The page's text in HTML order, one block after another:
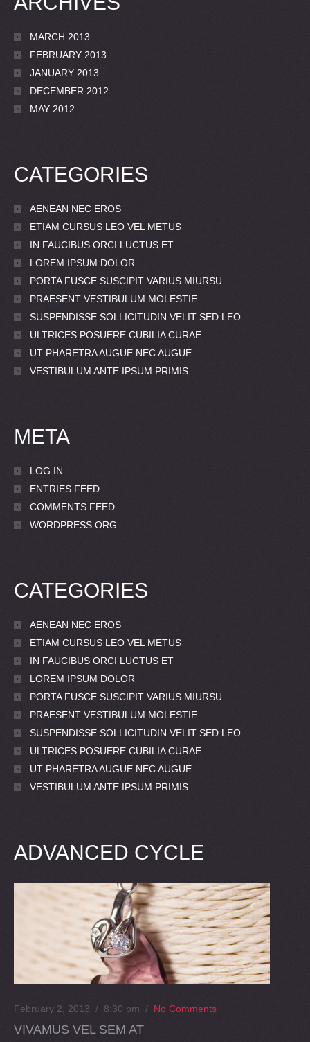
MARCH 2013
FEBRUARY 2013
JANUARY 2013
DECEMBER 2012
MAY 2012
CATEGORIES
AENEAN NEC EROS
ETIAM CURSUS LEO VEL METUS
IN FAUCIBUS ORCI LUCTUS ET
LOREM IPSUM DOLOR
PORTA FUSCE SUSCIPIT VARIUS MIURSU
PRAESENT VESTIBULUM MOLESTIE
SUSPENDISSE SOLLICITUDIN VELIT SED LEO
ULTRICES POSUERE CUBILIA CURAE
UT PHARETRA AUGUE NEC AUGUE
VESTIBULUM ANTE IPSUM PRIMIS
META
LOG IN
ENTRIES FEED
COMMENTS FEED
WORDPRESS.ORG
CATEGORIES
AENEAN NEC EROS
ETIAM CURSUS LEO VEL METUS
IN FAUCIBUS ORCI LUCTUS ET
LOREM IPSUM DOLOR
PORTA FUSCE SUSCIPIT VARIUS MIURSU
PRAESENT VESTIBULUM MOLESTIE
SUSPENDISSE SOLLICITUDIN VELIT SED LEO
ULTRICES POSUERE CUBILIA CURAE
UT PHARETRA AUGUE NEC AUGUE
VESTIBULUM ANTE IPSUM PRIMIS
ADVANCED CYCLE
February 2, 2013 / 8:30 pm / No Comments
VIVAMUS VEL SEM AT